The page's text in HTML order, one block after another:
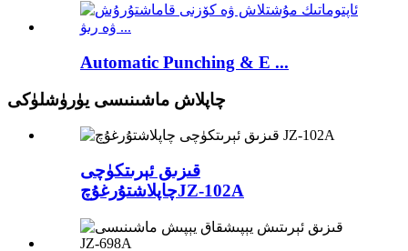
Automatic Punching & E ...
چاپلاش ماشىنىسى يۈرۈشلۈكى
قىزىق ئېرىتكۈچى
چاپلاشتۇرغۇچJZ-102A